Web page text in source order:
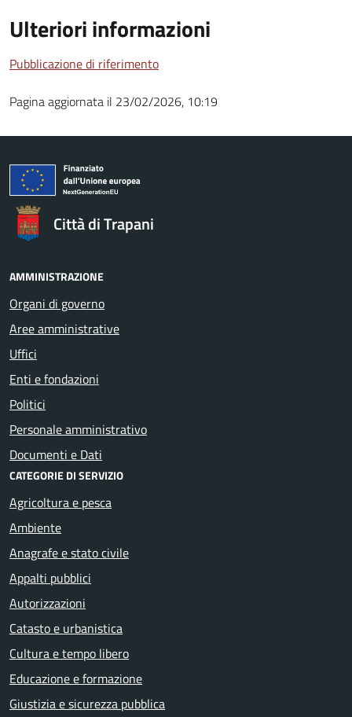
Ulteriori informazioni
Pubblicazione di riferimento
Pagina aggiornata il 23/02/2026, 10:19
Città di Trapani
AMMINISTRAZIONE
Organi di governo
Aree amministrative
Uffici
Enti e fondazioni
Politici
Personale amministrativo
Documenti e Dati
CATEGORIE DI SERVIZIO
Agricoltura e pesca
Ambiente
Anagrafe e stato civile
Appalti pubblici
Autorizzazioni
Catasto e urbanistica
Cultura e tempo libero
Educazione e formazione
Giustizia e sicurezza pubblica